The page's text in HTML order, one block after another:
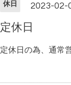
休日 2023-02-
定休日
定休日の為、通常